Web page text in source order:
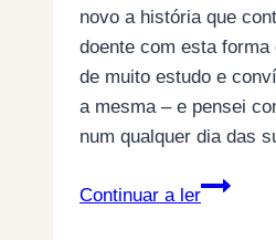
novo a história que
doente com esta forma
de muito estudo e
a mesma – e pensei
num qualquer dia das
Continuar a ler
A